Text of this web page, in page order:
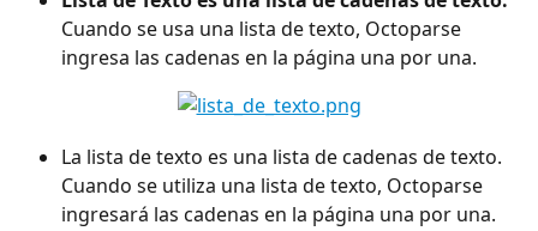
Cuando se usa una lista de texto, Octoparse
ingresa las cadenas en la página una por una.
La lista de texto es una lista de cadenas de texto.
Cuando se utiliza una lista de texto, Octoparse
ingresará las cadenas en la página una por una.